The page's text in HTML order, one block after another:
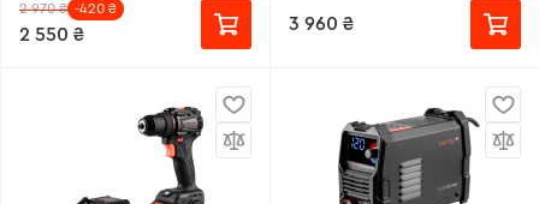
2 970 ₴ -420 ₴
2 550 ₴
3 960 ₴